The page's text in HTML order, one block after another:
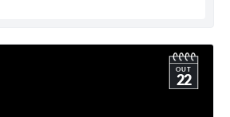
OUT
22